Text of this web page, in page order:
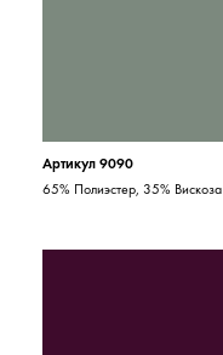
Артикул 9090
65% Полиэстер, 35% Вискоза